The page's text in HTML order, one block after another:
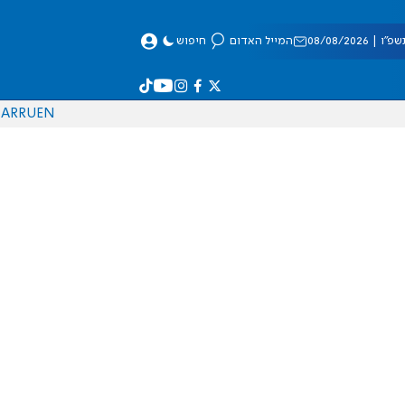
08/2026 המייל האדום חיפוש
EN
RU
AR